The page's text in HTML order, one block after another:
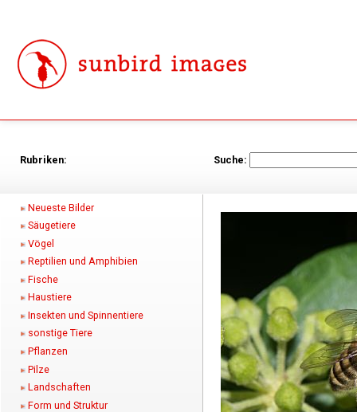
Rubriken: Suche:
Neueste Bilder
Säugetiere
Vögel
Reptilien und Amphibien
Fische
Haustiere
Insekten und Spinnentiere
sonstige Tiere
Pflanzen
Pilze
Landschaften
Form und Struktur